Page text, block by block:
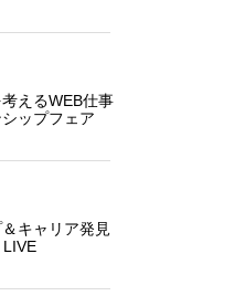
えるWEB仕事
ップフェア
キャリア発見
LIVE